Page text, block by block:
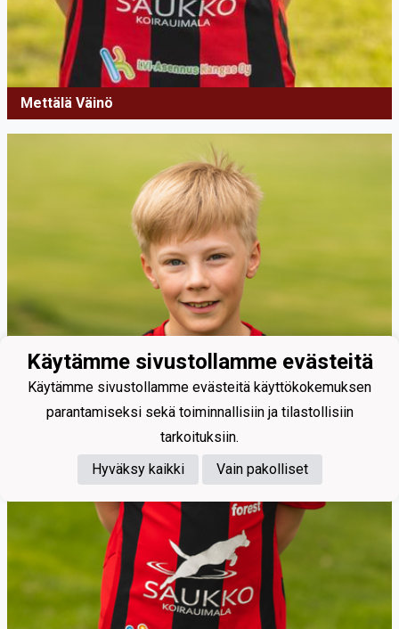
Mettälä Väinö
Käytämme sivustollamme evästeitä
Käytämme sivustollamme evästeitä käyttökokemuksen
parantamiseksi sekä toiminnallisiin ja tilastollisiin
tarkoituksiin.
Hyväksy kaikki
Vain pakolliset